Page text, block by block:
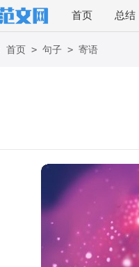
首页 总结
首页 > 句子 > 寄语